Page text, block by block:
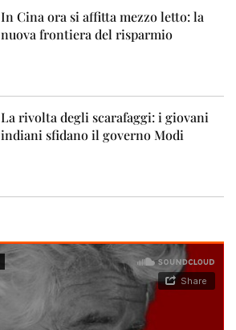
In Cina ora si affitta mezzo letto: la
nuova frontiera del risparmio
La rivolta degli scarafaggi: i giovani
indiani sfidano il governo Modi